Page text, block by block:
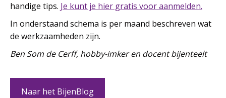
handige tips. Je kunt je hier gratis voor aanmelden.
In onderstaand schema is per maand beschreven wat
de werkzaamheden zijn.
Ben Som de Cerff, hobby-imker en docent bijenteelt
Naar het BijenBlog